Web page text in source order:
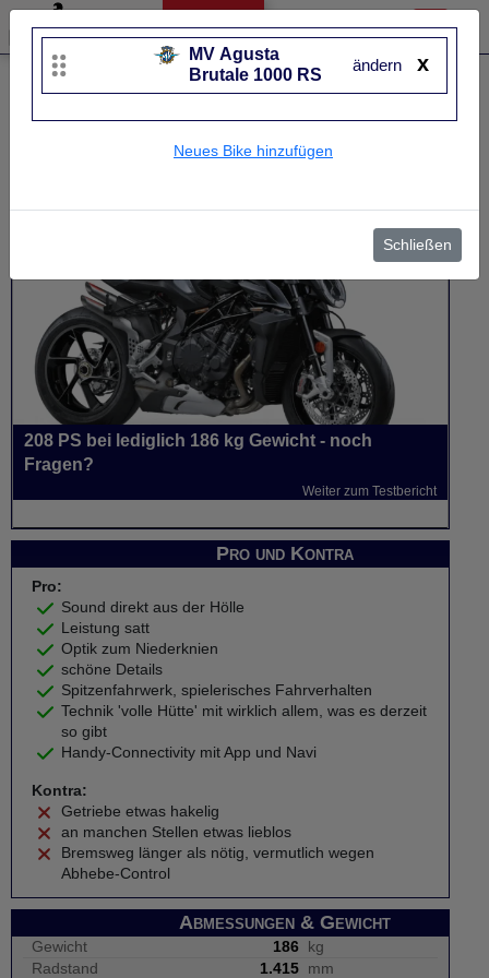
Liste bearbeiten
MV Agusta
Baujahr
von 2021 bis 2026~
208 PS bei lediglich 186 kg Gewicht - noch
Fragen?
Weiter zum Testbericht
Pro und Kontra
Pro:
Sound direkt aus der Hölle
Leistung satt
Optik zum Niederknien
schöne Details
Spitzenfahrwerk, spielerisches Fahrverhalten
Technik 'volle Hütte' mit wirklich allem, was es derzeit
so gibt
Handy-Connectivity mit App und Navi
Kontra:
Getriebe etwas hakelig
an manchen Stellen etwas lieblos
Bremsweg länger als nötig, vermutlich wegen
Abhebe-Control
Abmessungen & Gewicht
Gewicht 186 kg
Radstand
1.415 mm
x
MV Agusta
Brutale 1000 RS
ändern
Neues Bike hinzufügen
Schließen